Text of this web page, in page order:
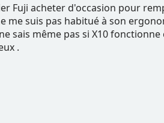
Fuji acheter d'occasion pour
me suis pas habitué à son
ne sais même pas si X10
.